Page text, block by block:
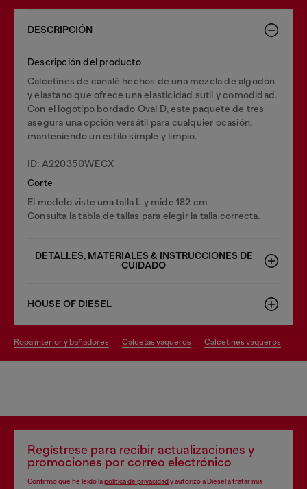
DESCRIPCIÓN
Descripción del producto
Calcetines de canalé hechos de una mezcla de algodón
y elastano que ofrece una elasticidad sutil y comodidad.
Con el logotipo bordado Oval D, este paquete de tres
asegura una opción versátil para cualquier ocasión,
manteniendo un estilo simple y limpio.
ID: A220350WECX
Corte
El modelo viste una talla L y mide 182 cm
Consulta la tabla de tallas para elegir la talla correcta.
DETALLES, MATERIALES & INSTRUCCIONES DE
CUIDADO
HOUSE OF DIESEL
ropa interior y bañadores calcetas vaqueros calcetines vaqueros
Regístrese para recibir actualizaciones y
promociones por correo electrónico
Confirmo que he leído lapolítica de privacidady autorizo a Diesel a tratar mis